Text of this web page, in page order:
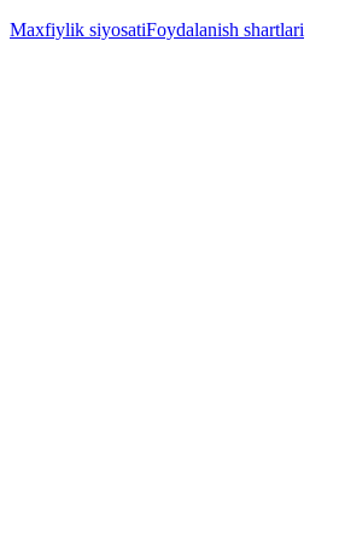
Maxfiylik siyosatiFoydalanish shartlari